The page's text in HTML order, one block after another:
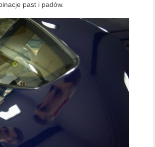
past i padów.